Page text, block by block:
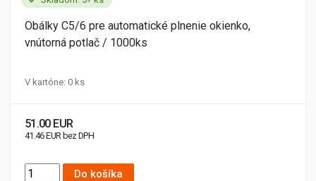
Obálky C5/6 pre automatické plnenie okienko,
vnútorná potlač / 1000ks
V kartóne: 0 ks
51.00 EUR
41.46 EUR bez DPH
Do košíka